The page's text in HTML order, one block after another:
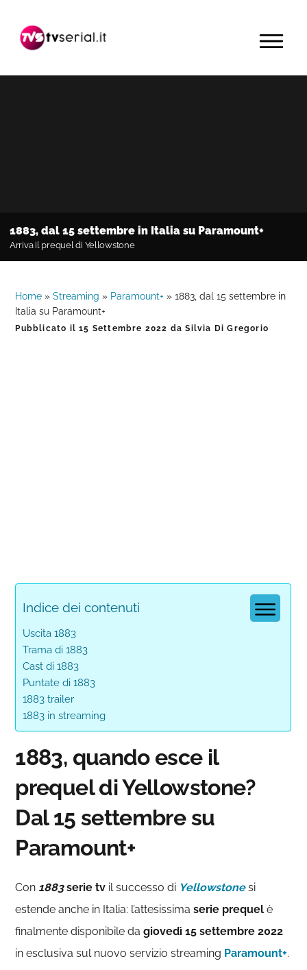
navigazione
contenuto
barra
primaria
MENU
1883, dal 15 settembre in Italia su Paramount+
Arriva il prequel di Yellowstone
Home »Streaming » Paramount+ »1883, dal 15 settembre in
Italia su Paramount+
Pubblicato il15 Settembre 2022 daSilvia Di Gregorio
Indice dei contenuti
Uscita 1883
Trama di 1883
Cast di 1883
Puntate di 1883
1883 trailer
1883 in streaming
1883, quando esce il
prequel di Yellowstone?
Dal 15 settembre su
Paramount+
Con 1883serie tv il successo di Yellowstonesi
estende anche in Italia: l’attesissimaserie prequelè
finalmente disponibile dagiovedì 15 settembre 2022
in esclusiva sul nuovo servizio streaming Paramount+.